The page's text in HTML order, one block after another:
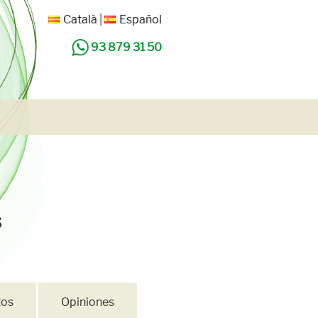
Català Español
93 879 31 50
Opiniones